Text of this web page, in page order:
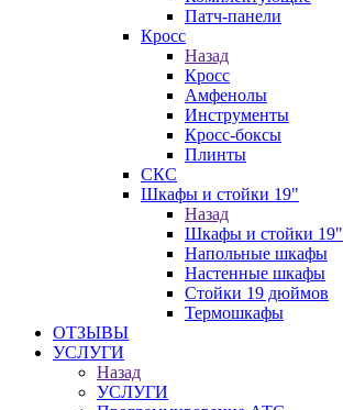
Патч-панели
Кросс
Назад
Кросс
Амфенолы
Инструменты
Кросс-боксы
Плинты
СКС
Шкафы и стойки 19"
Назад
Шкафы и стойки 19"
Напольные шкафы
Настенные шкафы
Стойки 19 дюймов
Термошкафы
ОТЗЫВЫ
УСЛУГИ
Назад
УСЛУГИ